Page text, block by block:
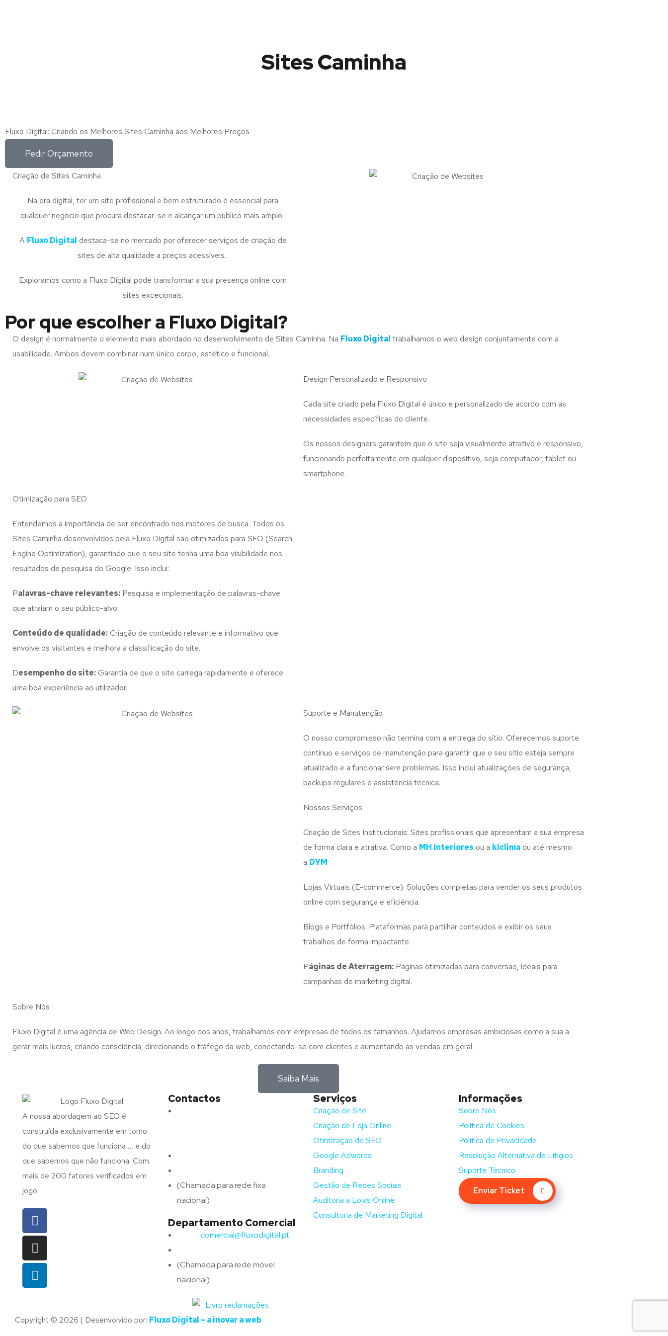
Sites Caminha
Fluxo Digital: Criando os Melhores Sites Caminha aos Melhores Preços
Pedir Orçamento
Criação de Sites Caminha
Na era digital, ter um site profissional e bem estruturado é essencial para
qualquer negócio que procura destacar-se e alcançar um público mais amplo.
A Fluxo Digital destaca-se no mercado por oferecer serviços de criação de
sites de alta qualidade a preços acessíveis.
Exploramos como a Fluxo Digital pode transformar a sua presença online com
sites excecionais.
Por que escolher a Fluxo Digital?
O design é normalmente o elemento mais abordado no desenvolvimento de Sites Caminha. Na Fluxo Digital trabalhamos o web design conjuntamente com a
usabilidade. Ambos devem combinar num único corpo, estético e funcional.
Design Personalizado e Responsivo
Cada site criado pela Fluxo Digital é único e personalizado de acordo com as
necessidades específicas do cliente.
Os nossos designers garantem que o site seja visualmente atrativo e responsivo,
funcionando perfeitamente em qualquer dispositivo, seja computador, tablet ou
smartphone.
Otimização para SEO
Entendemos a importância de ser encontrado nos motores de busca. Todos os
Sites Caminha desenvolvidos pela Fluxo Digital são otimizados para SEO (Search
Engine Optimization), garantindo que o seu site tenha uma boa visibilidade nos
resultados de pesquisa do Google. Isso inclui:
Palavras-chave relevantes: Pesquisa e implementação de palavras-chave
que atraiam o seu público-alvo.
Conteúdo de qualidade:Criação de conteúdo relevante e informativo que
envolve os visitantes e melhora a classificação do site.
Desempenho do site:Garantia de que o site carrega rapidamente e oferece
uma boa experiência ao utilizador.
Suporte e Manutenção
O nosso compromisso não termina com a entrega do sítio. Oferecemos suporte
contínuo e serviços de manutenção para garantir que o seu sítio esteja sempre
atualizado e a funcionar sem problemas. Isso inclui atualizações de segurança,
backups regulares e assistência técnica.
Nossos Serviços
Criação de Sites Institucionais: Sites profissionais que apresentam a sua empresa
de forma clara e atrativa. Como a MH Interiores ou a klclima ou até mesmo
a DYM
Lojas Virtuais (E-commerce): Soluções completas para vender os seus produtos
online com segurança e eficiência.
Blogs e Portfólios: Plataformas para partilhar conteúdos e exibir os seus
trabalhos de forma impactante.
Páginas de Aterragem: Páginas otimizadas para conversão, ideais para
campanhas de marketing digital.
Sobre Nós
Fluxo Digital é uma agência de Web Design. Ao longo dos anos, trabalhamos com empresas de todos os tamanhos. Ajudamos empresas ambiciosas como a sua a
gerar mais lucros, criando consciência, direcionando o tráfego da web, conectando-se com clientes e aumentando as vendas em geral.
Saiba Mais
A nossa abordagem ao SEO é
construída exclusivamente em torno
do que sabemos que funciona … e do
que sabemos que não funciona. Com
mais de 200 fatores verificados em
jogo.
Contactos
(Chamada para rede fixa
nacional)
Departamento Comercial
comercial@fluxodigital.pt
(Chamada para rede móvel
nacional)
Serviços
Criação de Site
Criação de Loja Online
Otimização de SEO
Google Adwords
Branding
Gestão de Redes Sociais
Auditoria a Lojas Online
Consultoria de Marketing Digital
Informações
Sobre Nós
Política de Cookies
Política de Privacidade
Resolução Alternativa de Litígios
Suporte Técnico
Enviar Ticket
Copyright © 2026 | Desenvolvido por: Fluxo Digital – a inovar a web